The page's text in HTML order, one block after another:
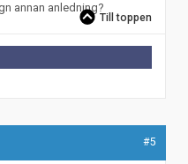
annan anledning?
Till toppen
#5